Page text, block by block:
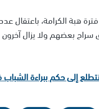
سراح بعضهم ولا يزال آخرون
إلى حكم ببراءة